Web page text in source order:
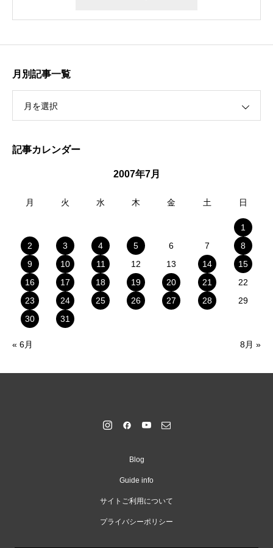
月別記事一覧
月を選択
記事カレンダー
2007年7月
月 火 水 木 金 土 日
1
2
3 4 5 6 7
8
9
10 11 12 13 14
15
16
17 18 19 20 21
22
23
24 25 26 27 28
29
30
31
« 6月 8月 »
Blog
Guide info
サイトご利用について
プライバシーポリシー